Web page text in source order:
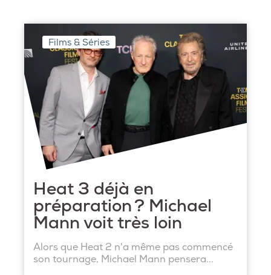
Films & Séries
Heat 3 déjà en
préparation ? Michael
Mann voit très loin
Alors que Heat 2 n'a même pas commencé
son tournage, Michael Mann pensera...